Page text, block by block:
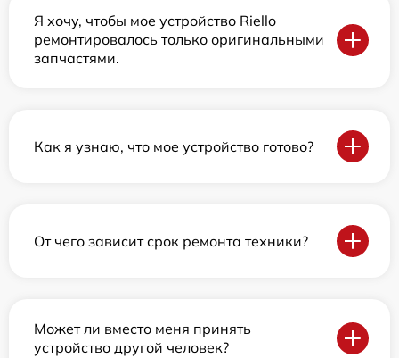
Я хочу, чтобы мое устройство Riello
ремонтировалось только оригинальными
запчастями.
Как я узнаю, что мое устройство готово?
От чего зависит срок ремонта техники?
Может ли вместо меня принять
устройство другой человек?